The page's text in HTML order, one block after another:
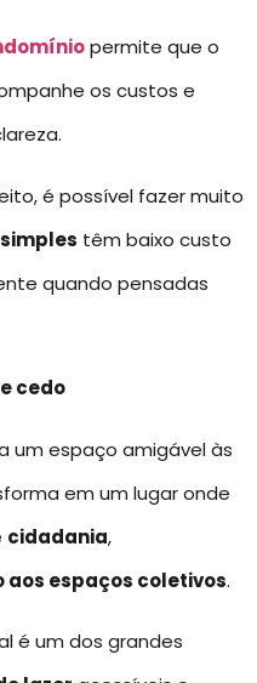
permite que o
os custos e
é possível fazer muito
têm baixo custo
quando pensadas
cedo
um espaço amigável às
em um lugar onde
cidadania,
aos espaços coletivos.
é um dos grandes